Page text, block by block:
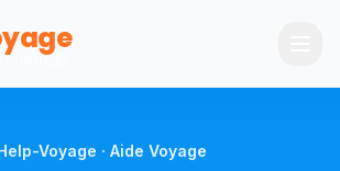
Voyage · Aide Voyage